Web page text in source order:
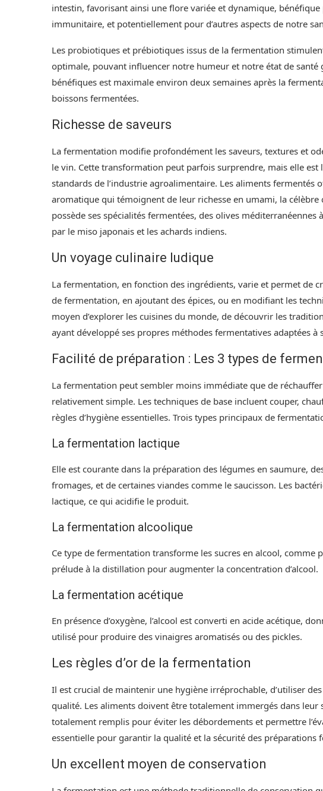
intestin, favorisant ainsi une flore variée et dynamique,
immunitaire, et potentiellement pour d’autres aspects de notre
Les probiotiques et prébiotiques issus de la fermentation
optimale, pouvant influencer notre humeur et notre état de santé
bénéfiques est maximale environ deux semaines après la
boissons fermentées.
Richesse de saveurs
La fermentation modifie profondément les saveurs, textures et
le vin. Cette transformation peut parfois surprendre, mais elle
standards de l’industrie agroalimentaire. Les aliments fermentés
aromatique qui témoignent de leur richesse en umami, la
possède ses spécialités fermentées, des olives méditerranéennes
par le miso japonais et les achards indiens.
Un voyage culinaire ludique
La fermentation, en fonction des ingrédients, varie et permet de
de fermentation, en ajoutant des épices, ou en modifiant les
moyen d’explorer les cuisines du monde, de découvrir les
ayant développé ses propres méthodes fermentatives adaptées à
Facilité de préparation : Les 3 types de
La fermentation peut sembler moins immédiate que de
relativement simple. Les techniques de base incluent couper,
règles d’hygiène essentielles. Trois types principaux de
La fermentation lactique
Elle est courante dans la préparation des légumes en saumure,
fromages, et de certaines viandes comme le saucisson. Les
lactique, ce qui acidifie le produit.
La fermentation alcoolique
Ce type de fermentation transforme les sucres en alcool, comme
prélude à la distillation pour augmenter la concentration d’alcool.
La fermentation acétique
En présence d’oxygène, l’alcool est converti en acide acétique,
utilisé pour produire des vinaigres aromatisés ou des pickles.
Les règles d’or de la fermentation
Il est crucial de maintenir une hygiène irréprochable, d’utiliser
qualité. Les aliments doivent être totalement immergés dans leur
totalement remplis pour éviter les débordements et permettre
essentielle pour garantir la qualité et la sécurité des préparations
Un excellent moyen de conservation